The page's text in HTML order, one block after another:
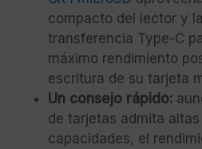
compacto del lector y
transferencia Type-C
máximo rendimiento
escritura de su tarjeta
Un consejo rápido:
de tarjetas admita
capacidades, el